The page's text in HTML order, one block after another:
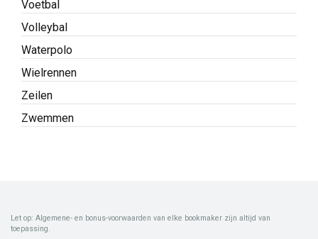
Voetbal
Volleybal
Waterpolo
Wielrennen
Zeilen
Zwemmen
Let op: Algemene- en bonus-voorwaarden van elke bookmaker zijn altijd van
toepassing.